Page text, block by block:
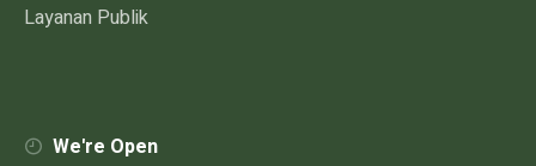
Layanan Publik
We're Open